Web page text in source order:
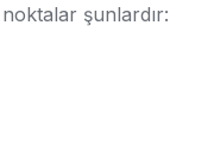
şunlardır: